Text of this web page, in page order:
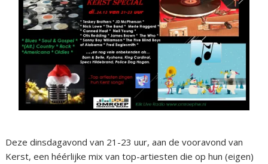
Deze dinsdagavond van 21-23 uur, aan de vooravond van
Kerst, een héérlijke mix van top-artiesten die op hun (eigen)